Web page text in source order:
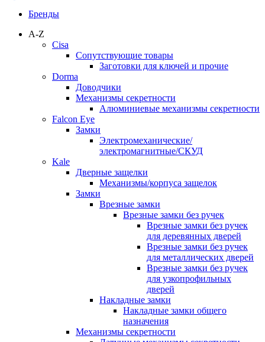
Бренды
A-Z
Cisa
Сопутствующие товары
Заготовки для ключей и прочие
Dorma
Доводчики
Механизмы секретности
Алюминиевые механизмы секретности
Falcon Eye
Замки
Электромеханические/
электромагнитные/СКУД
Kale
Дверные защелки
Механизмы/корпуса защелок
Замки
Врезные замки
Врезные замки без ручек
Врезные замки без ручек
для деревянных дверей
Врезные замки без ручек
для металлических дверей
Врезные замки без ручек
для узкопрофильных
дверей
Накладные замки
Накладные замки общего
назначения
Механизмы секретности